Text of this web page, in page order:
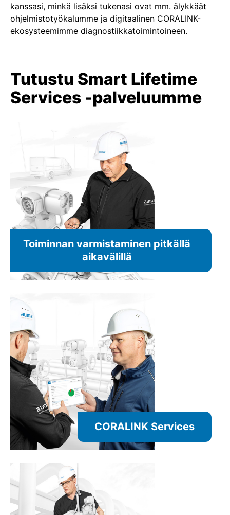
kanssasi, minkä lisäksi tukenasi ovat mm. älykkäät
ohjelmistotyökalumme ja digitaalinen CORALINK-
ekosysteemimme diagnostiikkatoimintoineen.
Tutustu Smart Lifetime
Services -palveluumme
Toiminnan varmistaminen pitkällä
aikavälillä
CORALINK Services